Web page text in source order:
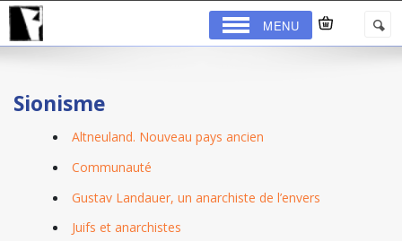
MENU
Sionisme
Altneuland. Nouveau pays ancien
Communauté
Gustav Landauer, un anarchiste de l’envers
Juifs et anarchistes